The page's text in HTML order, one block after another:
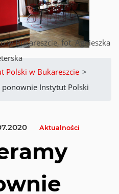
w Bukareszcie, fot. Agnieszka
Polski w Bukareszcie >
Instytut Polski
Aktualności